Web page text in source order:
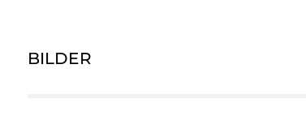
BILDER